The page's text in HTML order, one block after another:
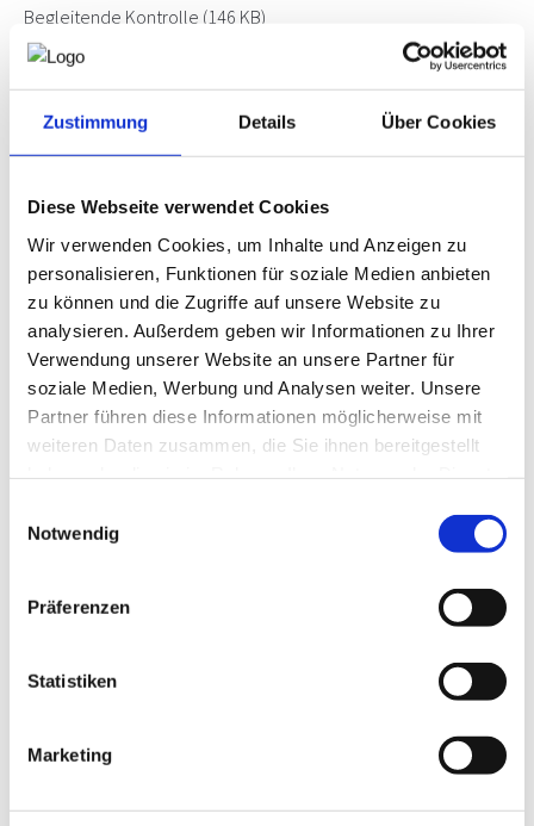
Zustimmung Details Über Cookies
Diese Webseite verwendet Cookies
Wir verwenden Cookies, um Inhalte und Anzeigen zu
personalisieren, Funktionen für soziale Medien anbieten
zu können und die Zugriffe auf unsere Website zu
analysieren. Außerdem geben wir Informationen zu Ihrer
Verwendung unserer Website an unsere Partner für
soziale Medien, Werbung und Analysen weiter. Unsere
Partner führen diese Informationen möglicherweise mit
weiteren Daten zusammen, die Sie ihnen bereitgestellt
Notwendig
Präferenzen
Statistiken
Marketing
Begleitende Kontrolle (146 KB)
BauKG(149 KB)
Generalplanung(172 KB)
Objektplanung Architektur
(197 KB)
BIM Anwendungsfälle(404 KB)
Einrichtung und Design
(163 KB)
Tragwerksplanung
(172 KB)
Prüfingenieur(139 KB)
Geotechnik (154 KB)
Bauphysik und Nachhaltigkeit
Brandschutz (161 KB)
Technische Ausrüstung (199 KB)
Ingenieurbauwerke(195 KB)
Leistungsmodelle 2014